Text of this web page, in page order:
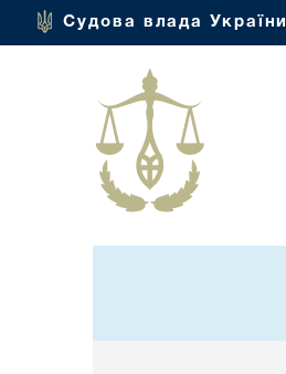
Судова влада України